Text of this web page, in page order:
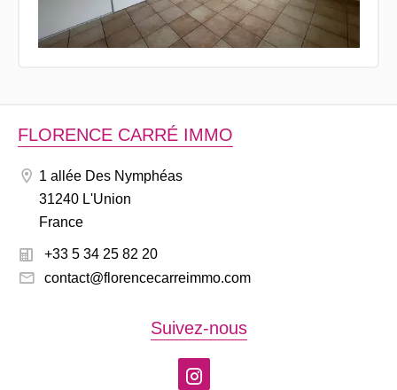
FLORENCE CARRÉ IMMO
1 allée Des Nymphéas
31240 L'Union
France
+33 5 34 25 82 20
contact@florencecarreimmo.com
Suivez-nous